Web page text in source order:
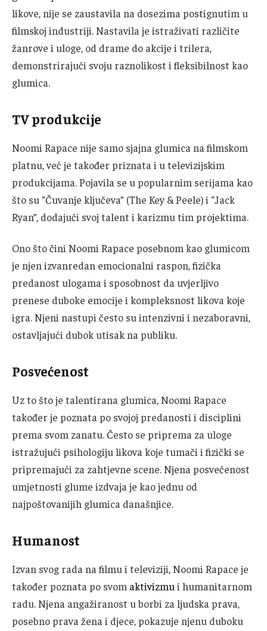
likove, nije se zaustavila na dosezima postignutim u
filmskoj industriji. Nastavila je istraživati različite
žanrove i uloge, od drame do akcije i trilera,
demonstrirajući svoju raznolikost i fleksibilnost kao
glumica.
TV produkcije
Noomi Rapace nije samo sjajna glumica na filmskom
platnu, već je također priznata i u televizijskim
produkcijama. Pojavila se u popularnim serijama kao
što su “Čuvanje ključeva” (The Key & Peele) i “Jack
Ryan”, dodajući svoj talent i karizmu tim projektima.
Ono što čini Noomi Rapace posebnom kao glumicom
je njen izvanredan emocionalni raspon, fizička
predanost ulogama i sposobnost da uvjerljivo
prenese duboke emocije i kompleksnost likova koje
igra. Njeni nastupi često su intenzivni i nezaboravni,
ostavljajući dubok utisak na publiku.
Posvećenost
Uz to što je talentirana glumica, Noomi Rapace
također je poznata po svojoj predanosti i disciplini
prema svom zanatu. Često se priprema za uloge
istražujući psihologiju likova koje tumači i fizički se
pripremajući za zahtjevne scene. Njena posvećenost
umjetnosti glume izdvaja je kao jednu od
najpoštovanijih glumica današnjice.
Humanost
Izvan svog rada na filmu i televiziji, Noomi Rapace je
također poznata po svom aktivizmu i humanitarnom
radu. Njena angažiranost u borbi za ljudska prava,
posebno prava žena i djece, pokazuje njenu duboku